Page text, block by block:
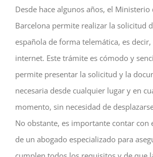
Desde hace algunos años, el Ministerio
Barcelona permite realizar la solicitud
española de forma telemática, es
internet. Este trámite es cómodo y
permite presentar la solicitud y la
necesaria desde cualquier lugar y en
momento, sin necesidad de
No obstante, es importante contar con
de un abogado especializado para